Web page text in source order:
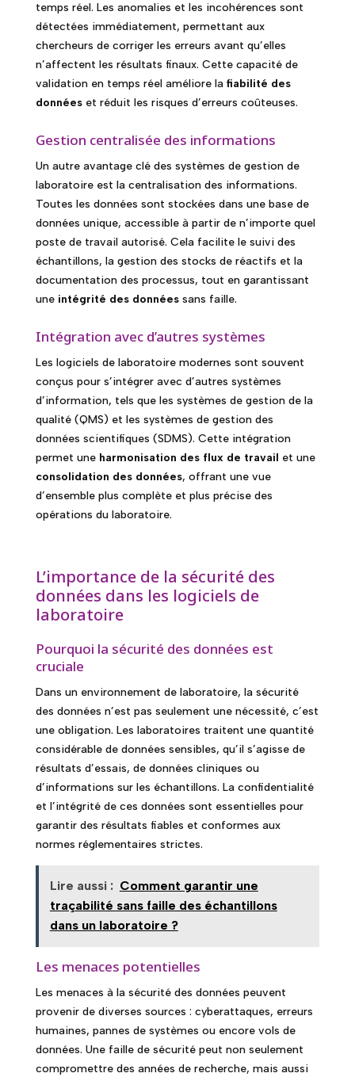
temps réel. Les anomalies et les incohérences sont
détectées immédiatement, permettant aux
chercheurs de corriger les erreurs avant qu’elles
n’affectent les résultats finaux. Cette capacité de
validation en temps réel améliore la fiabilité des
donnéeset réduit les risques d’erreurs coûteuses.
Gestion centralisée des informations
Un autre avantage clé des systèmes de gestion de
laboratoire est la centralisation des informations.
Toutes les données sont stockées dans une base de
données unique, accessible à partir de n’importe quel
poste de travail autorisé. Cela facilite le suivi des
échantillons, la gestion des stocks de réactifs et la
documentation des processus, tout en garantissant
une intégrité des donnéessans faille.
Intégration avec d’autres systèmes
Les logiciels de laboratoire modernes sont souvent
conçus pour s’intégrer avec d’autres systèmes
d’information, tels que les systèmes de gestion de la
qualité (QMS) et les systèmes de gestion des
données scientifiques (SDMS). Cette intégration
permet une harmonisation des flux de travail et une
consolidation des données, offrant une vue
d’ensemble plus complète et plus précise des
opérations du laboratoire.
L’importance de la sécurité des
données dans les logiciels de
laboratoire
Pourquoi la sécurité des données est
cruciale
Dans un environnement de laboratoire, la sécurité
des données n’est pas seulement une nécessité, c’est
une obligation. Les laboratoires traitent une quantité
considérable de données sensibles, qu’il s’agisse de
résultats d’essais, de données cliniques ou
d’informations sur les échantillons. La confidentialité
et l’intégrité de ces données sont essentielles pour
garantir des résultats fiables et conformes aux
normes réglementaires strictes.
Lire aussi : Comment garantir une
traçabilité sans faille des échantillons
dans un laboratoire ?
Les menaces potentielles
Les menaces à la sécurité des données peuvent
provenir de diverses sources : cyberattaques, erreurs
humaines, pannes de systèmes ou encore vols de
données. Une faille de sécurité peut non seulement
compromettre des années de recherche, mais aussi